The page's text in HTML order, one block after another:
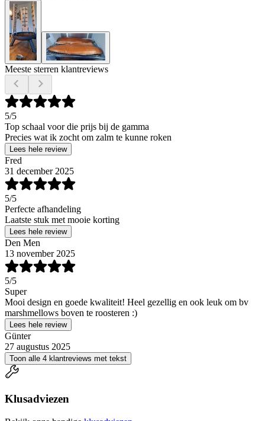
Meeste sterren klantreviews
5/5
Top schaal voor die prijs bij de gamma
Precies wat ik zocht om zalm te kunne roken
Lees hele review
Fred
31 december 2025
5/5
Perfecte afhandeling
Laatste stuk met mooie korting
Lees hele review
Den Men
13 november 2025
5/5
Super
Mooi design en goede kwaliteit! Heel gezellig en ook leuk om bv
marshmellows boven te roosteren :)
Lees hele review
Günter
27 augustus 2025
Toon alle 4 klantreviews met tekst
Klusadviezen